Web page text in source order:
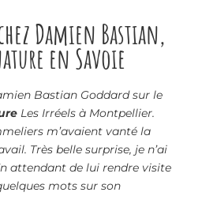
Damien Bastian,
en Savoie
Bastian Goddard sur le
Les Irréels à Montpellier.
m’avaient vanté la
Très belle surprise, je n’ai
attendant de lui rendre visite
mots sur son